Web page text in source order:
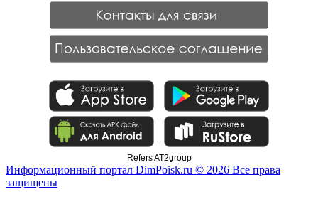
Refers AT2group
Информационный портал DimPoisk.ru © 2026 Все права
защищены